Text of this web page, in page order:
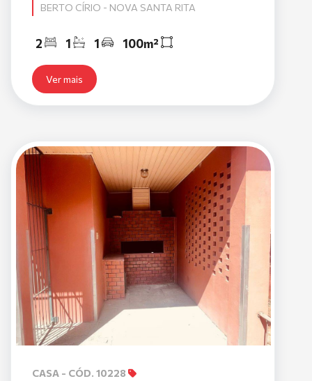
BERTO CÍRIO - NOVA SANTA RITA
2 1 1 100m²
Ver mais
CASA - CÓD. 10228